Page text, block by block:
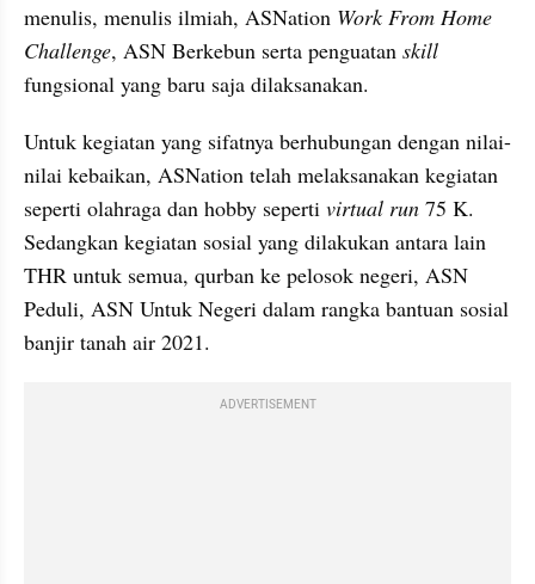
menulis, menulis ilmiah, ASNation Work From Home
Challenge, ASN Berkebun serta penguatan skill
fungsional yang baru saja dilaksanakan.
Untuk kegiatan yang sifatnya berhubungan dengan nilai-
nilai kebaikan, ASNation telah melaksanakan kegiatan
seperti olahraga dan hobby seperti virtual run 75 K.
Sedangkan kegiatan sosial yang dilakukan antara lain
THR untuk semua, qurban ke pelosok negeri, ASN
Peduli, ASN Untuk Negeri dalam rangka bantuan sosial
banjir tanah air 2021.
ADVERTISEMENT